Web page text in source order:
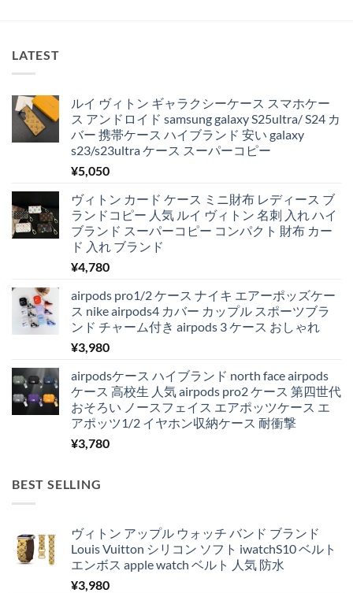
LATEST
ルイ ヴィトン ギャラクシーケース スマホケー
ス アンドロイド samsung galaxy S25ultra/ S24 カ
バー 携帯ケース ハイブランド 安い galaxy
s23/s23ultra ケース スーパーコピー
¥5,050
ヴィトン カード ケース ミニ財布 レディース ブ
ランドコピー 人気 ルイ ヴィトン 名刺 入れ ハイ
ブランド スーパーコピー コンパクト 財布 カー
ド 入れ ブランド
¥4,780
airpods pro1/2 ケース ナイキ エアーポッズケー
ス nike airpods4 カバー カップル スポーツブラ
ンド チャーム付き airpods 3 ケース おしゃれ
¥3,980
airpodsケース ハイブランド north face airpods
ケース 高校生 人気 airpods pro2 ケース 第四世代
おそろい ノースフェイス エアポッツケース エ
アポッツ1/2 イヤホン収納ケース 耐衝撃
¥3,780
BEST SELLING
ヴィトン アップル ウォッチ バンド ブランド
Louis Vuitton シリコン ソフト iwatchS10 ベルト
エンボス apple watch ベルト 人気 防水
¥3,980